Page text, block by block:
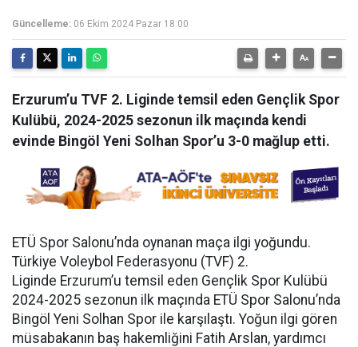
Güncelleme: 06 Ekim 2024 Pazar 18:00
Erzurum’u TVF 2. Liginde temsil eden Gençlik Spor
Kulübü, 2024-2025 sezonun ilk maçında kendi
evinde Bingöl Yeni Solhan Spor’u 3-0 mağlup etti.
ETÜ Spor Salonu’nda oynanan maça ilgi yoğundu.
Türkiye Voleybol Federasyonu (TVF) 2.
Liginde Erzurum’u temsil eden Gençlik Spor Kulübü
2024-2025 sezonun ilk maçında ETÜ Spor Salonu’nda
Bingöl Yeni Solhan Spor ile karşılaştı. Yoğun ilgi gören
müsabakanın baş hakemliğini Fatih Arslan, yardımcı